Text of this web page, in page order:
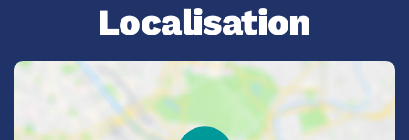
Localisation